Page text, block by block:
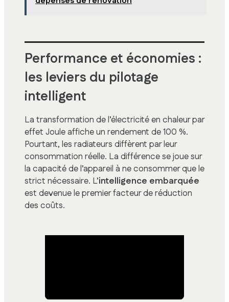
Performance et économies :
les leviers du pilotage
intelligent
La transformation de l’électricité en chaleur par
effet Joule affiche un rendement de 100 %.
Pourtant, les radiateurs diffèrent par leur
consommation réelle. La différence se joue sur
la capacité de l’appareil à ne consommer que le
strict nécessaire. L’intelligence embarquée
est devenue le premier facteur de réduction
des coûts.